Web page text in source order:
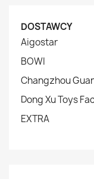
DOSTAWCY
Aigostar
BOWI
Changzhou
Dong Xu Toys
EXTRA